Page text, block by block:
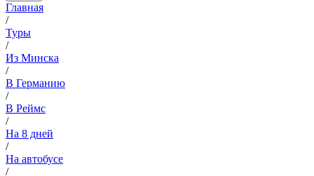
Главная
/
Туры
/
Из Минска
/
В Германию
/
В Реймс
/
На 8 дней
/
На автобусе
/